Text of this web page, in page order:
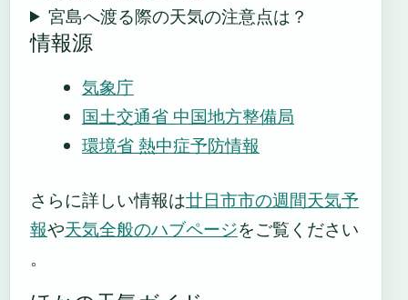
宮島へ渡る際の天気の注意点は？
情報源
気象庁
国土交通省 中国地方整備局
環境省 熱中症予防情報
さらに詳しい情報は廿日市市の週間天気予
報や天気全般のハブページをご覧ください
。